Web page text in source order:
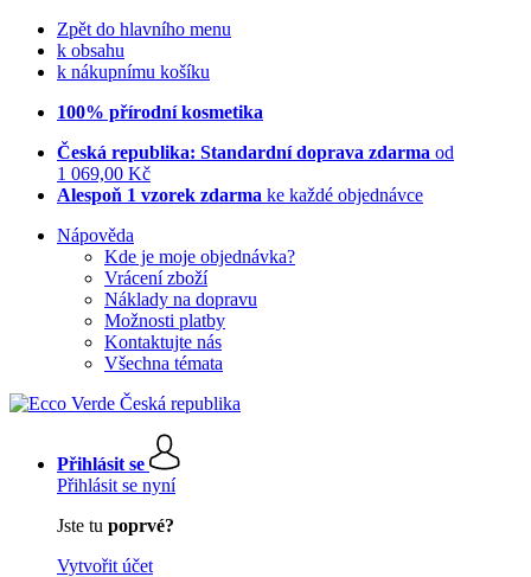
Zpět do hlavního menu
k obsahu
k nákupnímu košíku
100% přírodní kosmetika
Česká republika: Standardní doprava zdarma od
1 069,00 Kč
Alespoň 1 vzorek zdarma ke každé objednávce
Nápověda
Kde je moje objednávka?
Vrácení zboží
Náklady na dopravu
Možnosti platby
Kontaktujte nás
Všechna témata
Přihlásit se
Přihlásit se nyní
Jste tu poprvé?
Vytvořit účet